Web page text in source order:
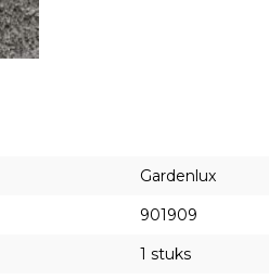
Gardenlux
901909
1 stuks